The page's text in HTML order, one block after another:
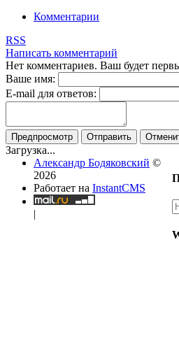
Комментарии
RSS
Написать комментарий
Нет комментариев. Ваш будет
Ваше имя:
E-mail для ответов:
Предпросмотр Отправить
Загрузка...
Александр Бодяковский ©
2026
Работает на InstantCMS
|